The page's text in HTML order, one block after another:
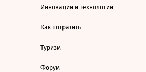
Инновации и технологии
Как потратить
Туризм
Форум